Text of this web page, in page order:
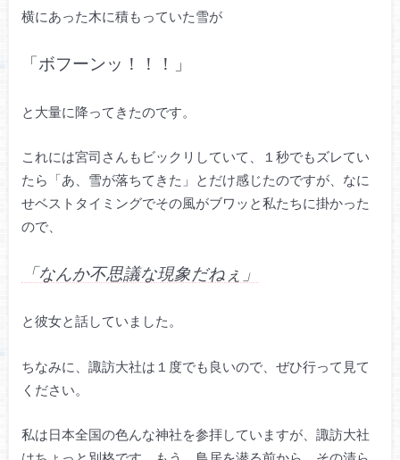
横にあった木に積もっていた雪が
「ボフーンッ！！！」
と大量に降ってきたのです。
これには宮司さんもビックリしていて、１秒でもズレてい
たら「あ、雪が落ちてきた」とだけ感じたのですが、なに
せベストタイミングでその風がブワッと私たちに掛かった
ので、
「なんか不思議な現象だねぇ」
と彼女と話していました。
ちなみに、諏訪大社は１度でも良いので、ぜひ行って見て
ください。
私は日本全国の色んな神社を参拝していますが、諏訪大社